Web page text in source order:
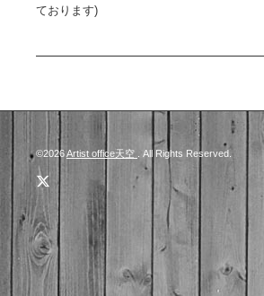
ております)
©2026Artist office天空 . All Rights Reserved.